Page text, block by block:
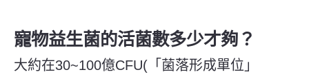
寵物益生菌的活菌數多少才夠？
大約在30~100億CFU(「菌落形成單位」